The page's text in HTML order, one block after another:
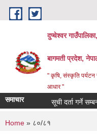
Skip to main content
दुप्चेश्वर
बागमती प्रदेश,
" कृषि, संस्कृति पर्यटन
आधार "
समाचार सूची दर्ता गर्ने सम्बन्धी
You are here
Home » ८०/८१